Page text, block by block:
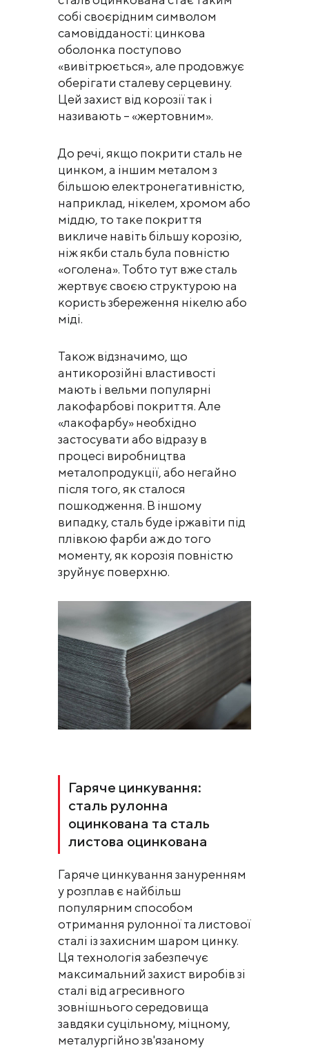
собі своєрідним символом
самовідданості: цинкова
оболонка поступово
«вивітрюється», але продовжує
оберігати сталеву серцевину.
Цей захист від корозії так і
називають – «жертовним».
До речі, якщо покрити сталь не
цинком, а іншим металом з
більшою електронегативністю,
наприклад, нікелем, хромом або
міддю, то таке покриття
викличе навіть більшу корозію,
ніж якби сталь була повністю
«оголена». Тобто тут вже сталь
жертвує своєю структурою на
користь збереження нікелю або
міді.
Також відзначимо, що
антикорозійні властивості
мають і вельми популярні
лакофарбові покриття. Але
«лакофарбу» необхідно
застосувати або відразу в
процесі виробництва
металопродукції, або негайно
після того, як сталося
пошкодження. В іншому
випадку, сталь буде іржавіти під
плівкою фарби аж до того
моменту, як корозія повністю
зруйнує поверхню.
Гаряче цинкування:
сталь рулонна
оцинкована та сталь
листова оцинкована
Гаряче цинкування зануренням
у розплав є найбільш
популярним способом
отримання рулонної та листової
сталі із захисним шаром цинку.
Ця технологія забезпечує
максимальний захист виробів зі
сталі від агресивного
зовнішнього середовища
завдяки суцільному, міцному,
металургійно зв'язаному